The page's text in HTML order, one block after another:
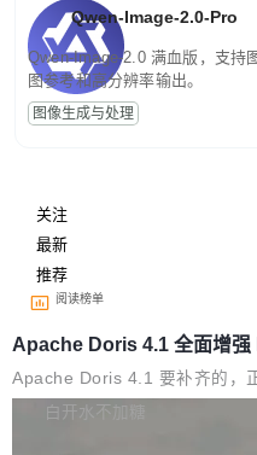
Qwen-Image-2.0-Pro
Qwen-Image-2.0 满血版，支持
图参考和高分辨率输出。
图像生成与处理
关注
最新
推荐
阅读榜单
Apache Doris 4.1 全面增强
支持 UPDATE、MERGE
erg V3
Apache Doris 4.1 要补齐的，
半。在已有查询能力的基础上
白开水不加糖